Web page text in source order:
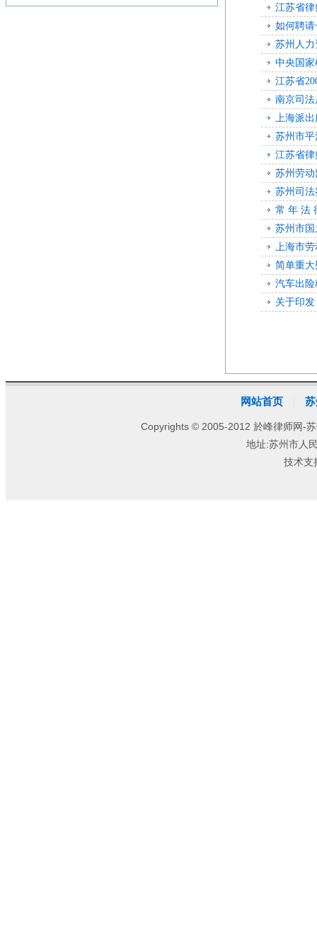
江苏省
如何聘
苏州人
中央国
江苏省
南京司
上海派
苏州市
江苏省
苏州劳
苏州司
常 年 法
苏州市
上海市
简单重
汽车出
关于印
网站首页
Copyrights © 2005-2012 於峰律师网-
地址:苏州市人
技术支